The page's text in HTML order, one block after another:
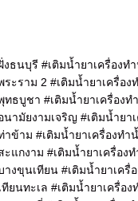
ธนบุรี #เติมน้ำยาเครื่องท
ะราม 2 #เติมน้ำยาเครื่อ
ทธบูชา #เติมน้ำยาเครื่อง
ามัยงามเจริญ #เติมน้ำยา
าข้าม #เติมน้ำยาเครื่องทำ
แกงาม #เติมน้ำยาเครื่อง
งขุนเทียน #เติมน้ำยาเค
ยนทะเล #เติมน้ำยาเครื่อ